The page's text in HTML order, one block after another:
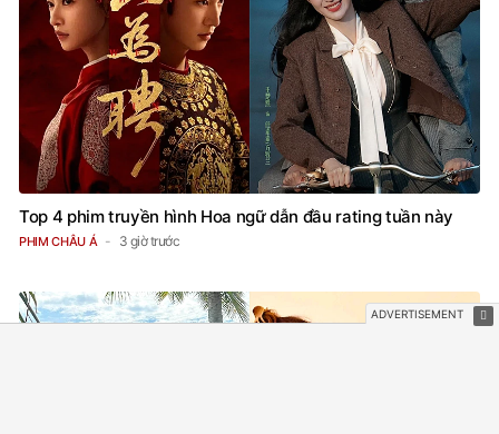
Top 4 phim truyền hình Hoa ngữ dẫn đầu rating tuần này
PHIM CHÂU Á 3 giờ trước